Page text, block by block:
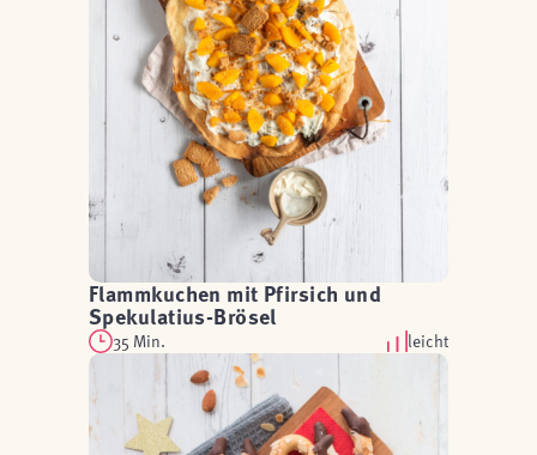
Flammkuchen mit Pfirsich und
Spekulatius-Brösel
35 Min. leicht